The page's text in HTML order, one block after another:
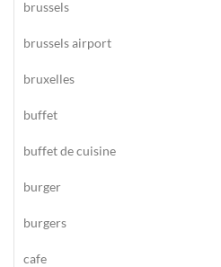
brussels
brussels airport
bruxelles
buffet
buffet de cuisine
burger
burgers
cafe